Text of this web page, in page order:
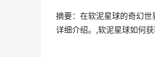
摘要：在软泥星球的奇幻
详细介绍。,软泥星球如何